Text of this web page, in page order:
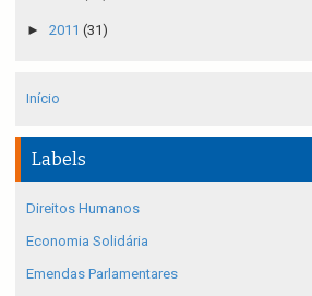
► 2011 (31)
Início
Labels
Direitos Humanos
Economia Solidária
Emendas Parlamentares